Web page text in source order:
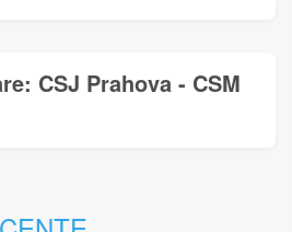
CSJ Prahova - CSM